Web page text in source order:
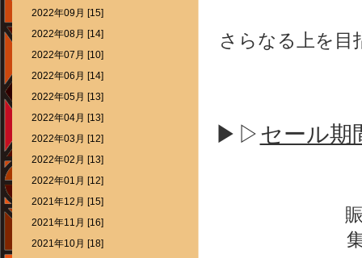
さらなる上を目
▶▷セール期
2022年09月 [15]
2022年08月 [14]
2022年07月 [10]
2022年06月 [14]
2022年05月 [13]
2022年04月 [13]
2022年03月 [12]
2022年02月 [13]
2022年01月 [12]
2021年12月 [15]
2021年11月 [16]
2021年10月 [18]